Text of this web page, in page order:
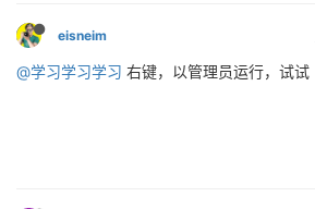
eisneim
@学习学习学习 右键，以管理员运行，试试